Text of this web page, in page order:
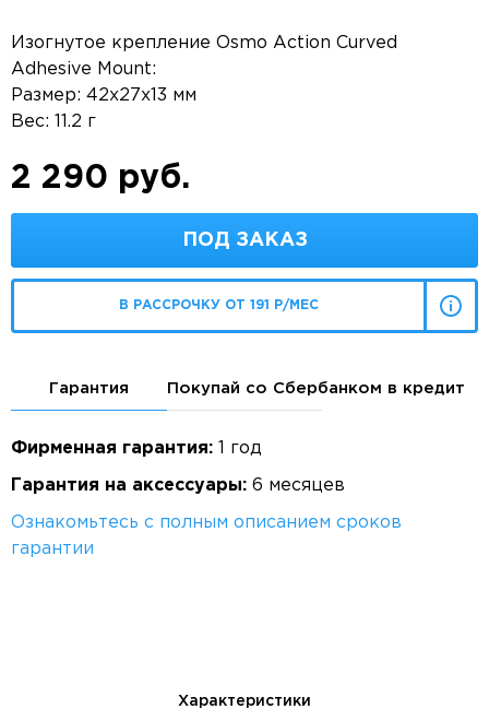
Изогнутое крепление Osmo Action Curved
Adhesive Mount:
Размер: 42x27x13 мм
Вес: 11.2 г
2 290 руб.
ПОД ЗАКАЗ
В РАССРОЧКУ ОТ 191 Р/МЕС
Гарантия Покупай со Сбербанком в кредит
Фирменная гарантия: 1 год
Гарантия на аксессуары: 6 месяцев
Ознакомьтесь с полным описанием сроков
гарантии
Характеристики